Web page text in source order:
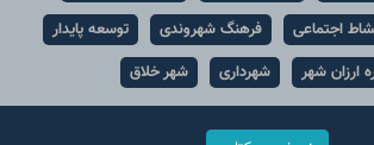
اجتماعی فرهنگ شهروندی
توسعه پایدار
ارزان شهر شهرداری شهر خلاق